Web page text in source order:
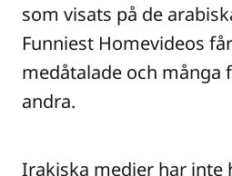
som visats på de
Funniest Homevideos
medåtalade och många
andra.
Irakiska medier har inte